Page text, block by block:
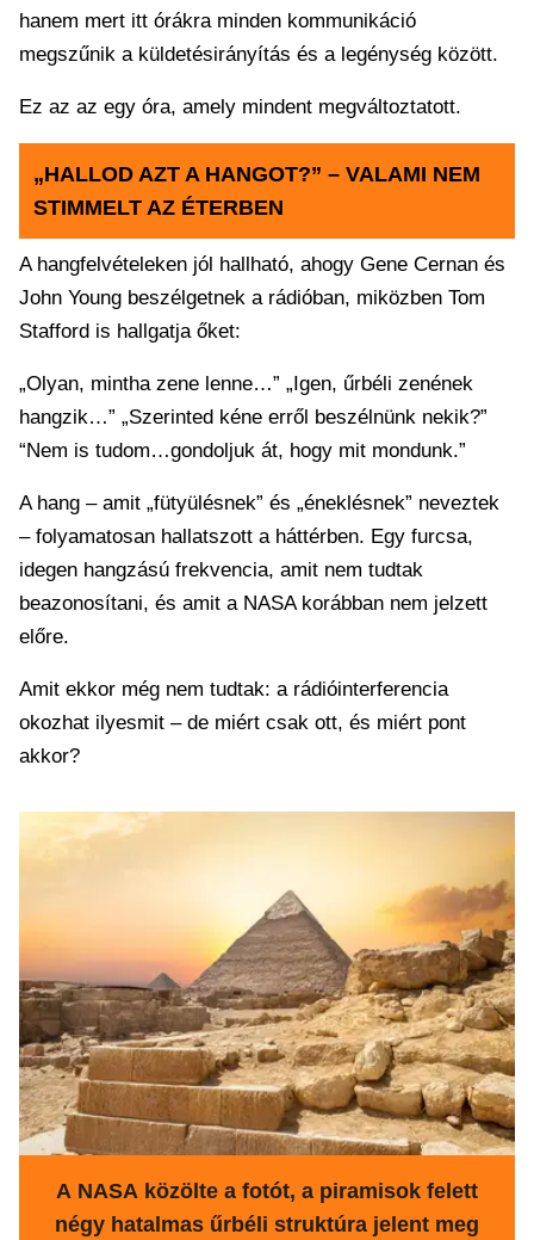
hanem mert itt órákra minden kommunikáció
megszűnik a küldetésirányítás és a legénység között.
Ez az az egy óra, amely mindent megváltoztatott.
„HALLOD AZT A HANGOT?” – VALAMI NEM
STIMMELT AZ ÉTERBEN
A hangfelvételeken jól hallható, ahogy Gene Cernan és
John Young beszélgetnek a rádióban, miközben Tom
Stafford is hallgatja őket:
„Olyan, mintha zene lenne…” „Igen, űrbéli zenének
hangzik…” „Szerinted kéne erről beszélnünk nekik?”
“Nem is tudom…gondoljuk át, hogy mit mondunk.”
A hang – amit „fütyülésnek” és „éneklésnek” neveztek
– folyamatosan hallatszott a háttérben. Egy furcsa,
idegen hangzású frekvencia, amit nem tudtak
beazonosítani, és amit a NASA korábban nem jelzett
előre.
Amit ekkor még nem tudtak: a rádióinterferencia
okozhat ilyesmit – de miért csak ott, és miért pont
akkor?
A NASA közölte a fotót, a piramisok felett
négy hatalmas űrbéli struktúra jelent meg